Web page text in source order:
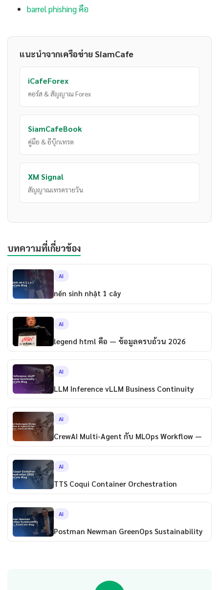
barrel phishing คือ
แนะนำจากเครือข่าย SiamCafe
iCafeForex
คอร์ส & สัญญาณ Forex
SiamCafeBook
คู่มือ & อีบุ๊กเทรด
XM Signal
สัญญาณเทรดรายวัน
บทความที่เกี่ยวข้อง
AI
nến sinh nhật 1 cây
AI
legend html คือ — ข้อมูลครบถ้วน 2026
AI
LLM Inference vLLM Business Continuity
AI
CrewAI Multi-Agent กับ MLOps Workflow —
AI
TTS Coqui Container Orchestration
AI
Postman Newman GreenOps Sustainability